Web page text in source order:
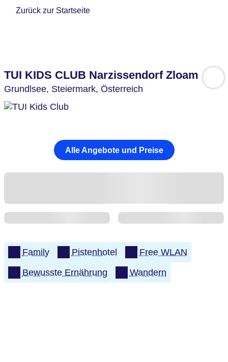
Zurück zur Startseite
TUI KIDS CLUB Narzissendorf Zloam
Grundlsee, Steiermark, Österreich
Alle Angebote und Preise
Family Pistenhotel
Free WLAN
Bewusste Ernährung
Wandern